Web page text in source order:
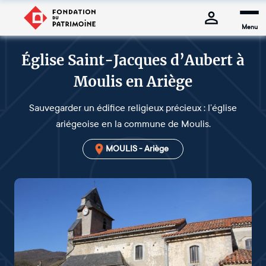
Menu
Église Saint-Jacques d’Aubert à
Moulis en Ariège
Sauvegarder un édifice religieux précieux : l’église
ariégeoise en la commune de Moulis.
MOULIS - Ariège